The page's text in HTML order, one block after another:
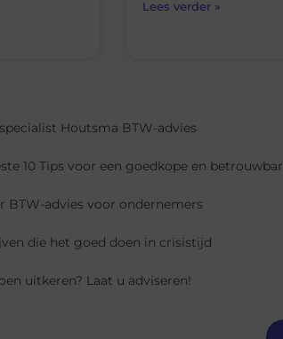
Lees verder »
Houtsma BTW-advies
10 Tips voor een goedkope en
BTW-advies voor ondernemers
die het goed doen in crisistijd
uitkeren? Laat u adviseren!